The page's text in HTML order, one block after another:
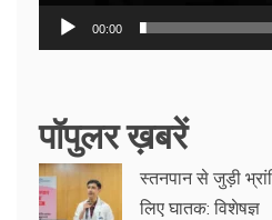
00:00
पॉपुलर ख़बरें
स्तनपान से जुड़ी
लिए घातक: विशेषज्ञ